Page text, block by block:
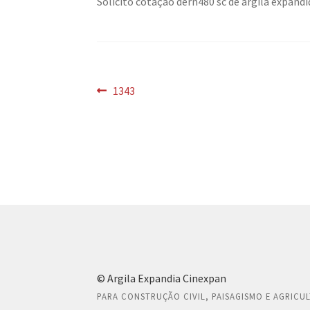
Navegação
Post
1343
© Argila Expandia Cinexpan
PARA CONSTRUÇÃO CIVIL, PAISAGISMO E